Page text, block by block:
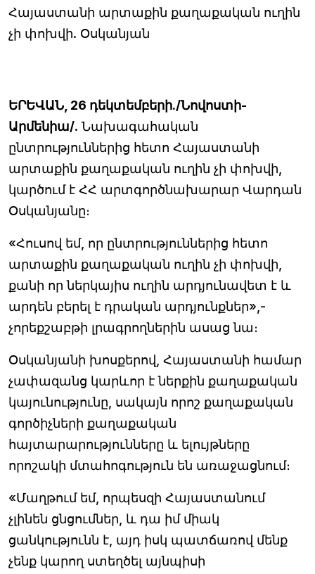
Հայաստանի արտաքին քաղաքական ուղին
չի փոխվի. Օսկանյան
ԵՐԵՎԱՆ, 26 դեկտեմբերի./Նովոստի-
Արմենիա/. Նախագահական
ընտրություններից հետո Հայաստանի
արտաքին քաղաքական ուղին չի փոխվի,
կարծում է ՀՀ արտգործնախարար Վարդան
Օսկանյանը։
«Հուսով եմ, որ ընտրություններից հետո
արտաքին քաղաքական ուղին չի փոխվի,
քանի որ ներկայիս ուղին արդյունավետ է և
արդեն բերել է դրական արդյունքներ»,-
չորեքշաբթի լրագրողներին ասաց նա։
Օսկանյանի խոսքերով, Հայաստանի համար
չափազանց կարևոր է ներքին քաղաքական
կայունությունը, սակայն որոշ քաղաքական
գործիչների քաղաքական
հայտարարությունները և ելույթները
որոշակի մտահոգություն են առաջացնում։
«Մաղթում եմ, որպեսզի Հայաստանում
չլինեն ցնցումներ, և դա իմ միակ
ցանկությունն է, այդ իսկ պատճառով մենք
չենք կարող ստեղծել այնպիսի